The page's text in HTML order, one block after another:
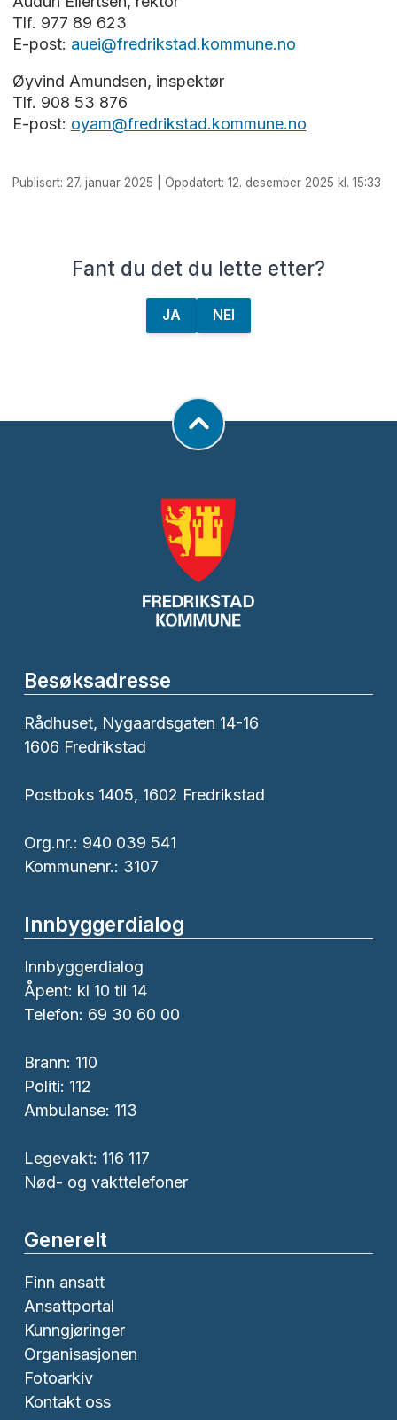
Tlf. 977 89 623
E-post: auei@fredrikstad.kommune.no
Øyvind Amundsen, inspektør
Tlf. 908 53 876
E-post: oyam@fredrikstad.kommune.no
Publisert: 27. januar 2025 | Oppdatert: 12. desember 2025 kl. 15:33
Fant du det du lette etter?
JA NEI
Besøksadresse
Rådhuset, Nygaardsgaten 14-16
1606 Fredrikstad
Postboks 1405, 1602 Fredrikstad
Org.nr.: 940 039 541
Kommunenr.: 3107
Innbyggerdialog
Innbyggerdialog
Åpent: kl 10 til 14
Telefon: 69 30 60 00
Brann: 110
Politi: 112
Ambulanse: 113
Legevakt: 116 117
Nød- og vakttelefoner
Generelt
Finn ansatt
Ansattportal
Kunngjøringer
Organisasjonen
Fotoarkiv
Kontakt oss